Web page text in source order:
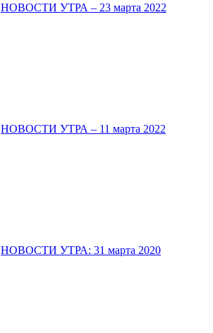
НОВОСТИ УТРА – 23 марта 2022
НОВОСТИ УТРА – 11 марта 2022
НОВОСТИ УТРА: 31 марта 2020